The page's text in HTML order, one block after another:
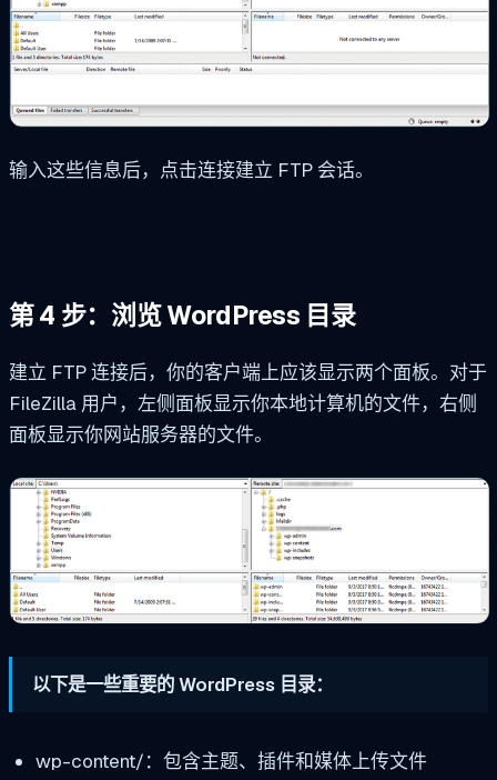
输入这些信息后，点击连接建立 FTP 会话。
第 4 步：浏览 WordPress 目录
建立 FTP 连接后，你的客户端上应该显示两个面板。对于
FileZilla 用户，左侧面板显示你本地计算机的文件，右侧
面板显示你网站服务器的文件。
以下是一些重要的 WordPress 目录：
wp-content/：包含主题、插件和媒体上传文件